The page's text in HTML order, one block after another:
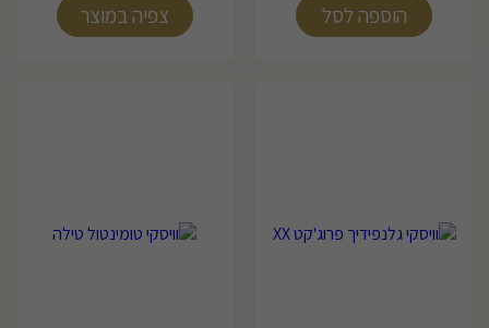
הוספה לסל צפיה במוצר